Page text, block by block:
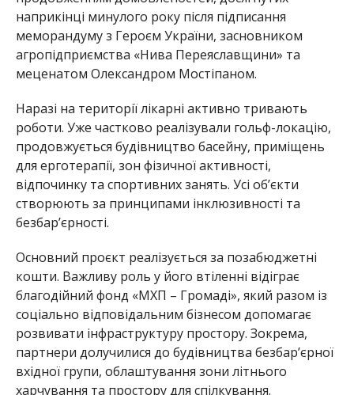
наприкінці минулого року після підписання
меморандуму з Героєм України, засновником
агропідприємства «Нива Переяславщини» та
меценатом Олександром Мостіпаном.
Наразі на території лікарні активно тривають
роботи. Уже частково реалізували гольф-локацію,
продовжується будівництво басейну, приміщень
для ерготерапії, зон фізичної активності,
відпочинку та спортивних занять. Усі об’єкти
створюють за принципами інклюзивності та
безбар’єрності.
Основний проєкт реалізується за позабюджетні
кошти. Важливу роль у його втіленні відіграє
благодійний фонд «МХП – Громаді», який разом із
соціально відповідальним бізнесом допомагає
розвивати інфраструктуру простору. Зокрема,
партнери долучилися до будівництва безбар’єрної
вхідної групи, облаштування зони літнього
харчування та простору для спілкування.